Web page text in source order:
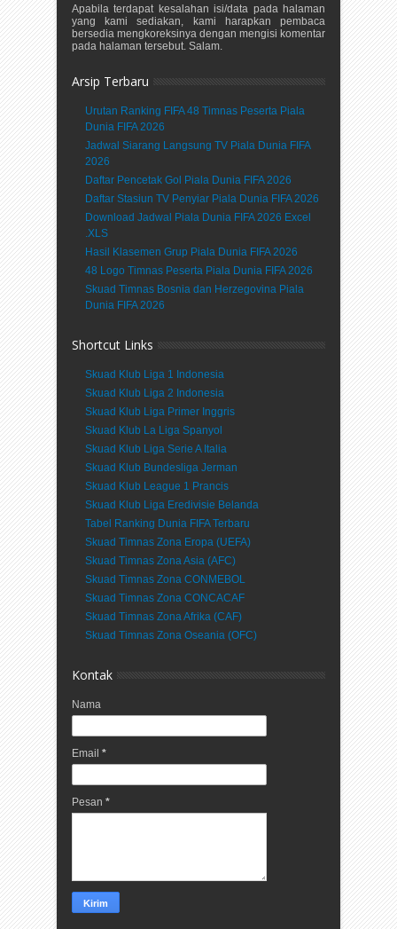
Apabila terdapat kesalahan isi/data pada halaman
yang kami sediakan, kami harapkan pembaca
bersedia mengkoreksinya dengan mengisi komentar
pada halaman tersebut. Salam.
Arsip Terbaru
Urutan Ranking FIFA 48 Timnas Peserta Piala
Dunia FIFA 2026
Jadwal Siarang Langsung TV Piala Dunia FIFA
2026
Daftar Pencetak Gol Piala Dunia FIFA 2026
Daftar Stasiun TV Penyiar Piala Dunia FIFA 2026
Download Jadwal Piala Dunia FIFA 2026 Excel
.XLS
Hasil Klasemen Grup Piala Dunia FIFA 2026
48 Logo Timnas Peserta Piala Dunia FIFA 2026
Skuad Timnas Bosnia dan Herzegovina Piala
Dunia FIFA 2026
Shortcut Links
Skuad Klub Liga 1 Indonesia
Skuad Klub Liga 2 Indonesia
Skuad Klub Liga Primer Inggris
Skuad Klub La Liga Spanyol
Skuad Klub Liga Serie A Italia
Skuad Klub Bundesliga Jerman
Skuad Klub League 1 Prancis
Skuad Klub Liga Eredivisie Belanda
Tabel Ranking Dunia FIFA Terbaru
Skuad Timnas Zona Eropa (UEFA)
Skuad Timnas Zona Asia (AFC)
Skuad Timnas Zona CONMEBOL
Skuad Timnas Zona CONCACAF
Skuad Timnas Zona Afrika (CAF)
Skuad Timnas Zona Oseania (OFC)
Kontak
Nama
Email *
Pesan *